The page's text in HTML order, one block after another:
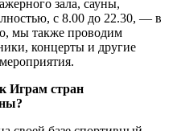
зала, сауны,
с 8.00 до 22.30, — в
мы также проводим
концерты и другие
Играм стран